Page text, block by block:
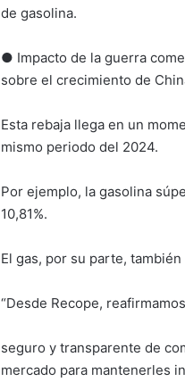
de gasolina.
● Impacto de la guerra
sobre el crecimiento de
Esta rebaja llega en un
mismo periodo del 2024.
Por ejemplo, la gasolina
10,81%.
El gas, por su parte,
“Desde Recope,
seguro y transparente de
mercado para mantenerles